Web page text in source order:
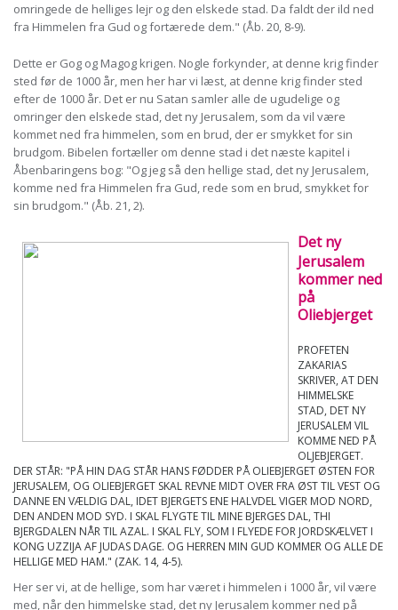
omringede de helliges lejr og den elskede stad. Da faldt der ild ned
fra Himmelen fra Gud og fortærede dem." (Åb. 20, 8-9).
Dette er Gog og Magog krigen. Nogle forkynder, at denne krig finder
sted før de 1000 år, men her har vi læst, at denne krig finder sted
efter de 1000 år. Det er nu Satan samler alle de ugudelige og
omringer den elskede stad, det ny Jerusalem, som da vil være
kommet ned fra himmelen, som en brud, der er smykket for sin
brudgom. Bibelen fortæller om denne stad i det næste kapitel i
Åbenbaringens bog: "Og jeg så den hellige stad, det ny Jerusalem,
komme ned fra Himmelen fra Gud, rede som en brud, smykket for
sin brudgom." (Åb. 21, 2).
Det ny
Jerusalem
kommer ned
på
Oliebjerget
PROFETEN
ZAKARIAS
SKRIVER, AT DEN
HIMMELSKE
STAD, DET NY
JERUSALEM VIL
KOMME NED PÅ
OLJEBJERGET.
DER STÅR: "PÅ HIN DAG STÅR HANS FØDDER PÅ OLIEBJERGET ØSTEN FOR
JERUSALEM, OG OLIEBJERGET SKAL REVNE MIDT OVER FRA ØST TIL VEST OG
DANNE EN VÆLDIG DAL, IDET BJERGETS ENE HALVDEL VIGER MOD NORD,
DEN ANDEN MOD SYD. I SKAL FLYGTE TIL MINE BJERGES DAL, THI
BJERGDALEN NÅR TIL AZAL. I SKAL FLY, SOM I FLYEDE FOR JORDSKÆLVET I
KONG UZZIJA AF JUDAS DAGE. OG HERREN MIN GUD KOMMER OG ALLE DE
HELLIGE MED HAM." (ZAK. 14, 4-5).
Her ser vi, at de hellige, som har været i himmelen i 1000 år, vil være
med, når den himmelske stad, det ny Jerusalem kommer ned på